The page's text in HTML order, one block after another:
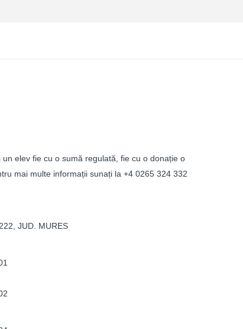
elev fie cu o sumă regulată, fie cu o donație o
mai multe informații sunați la +4 0265 324 332
JUD. MURES